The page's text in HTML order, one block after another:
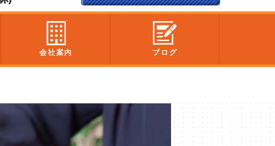
会社案内 ブログ